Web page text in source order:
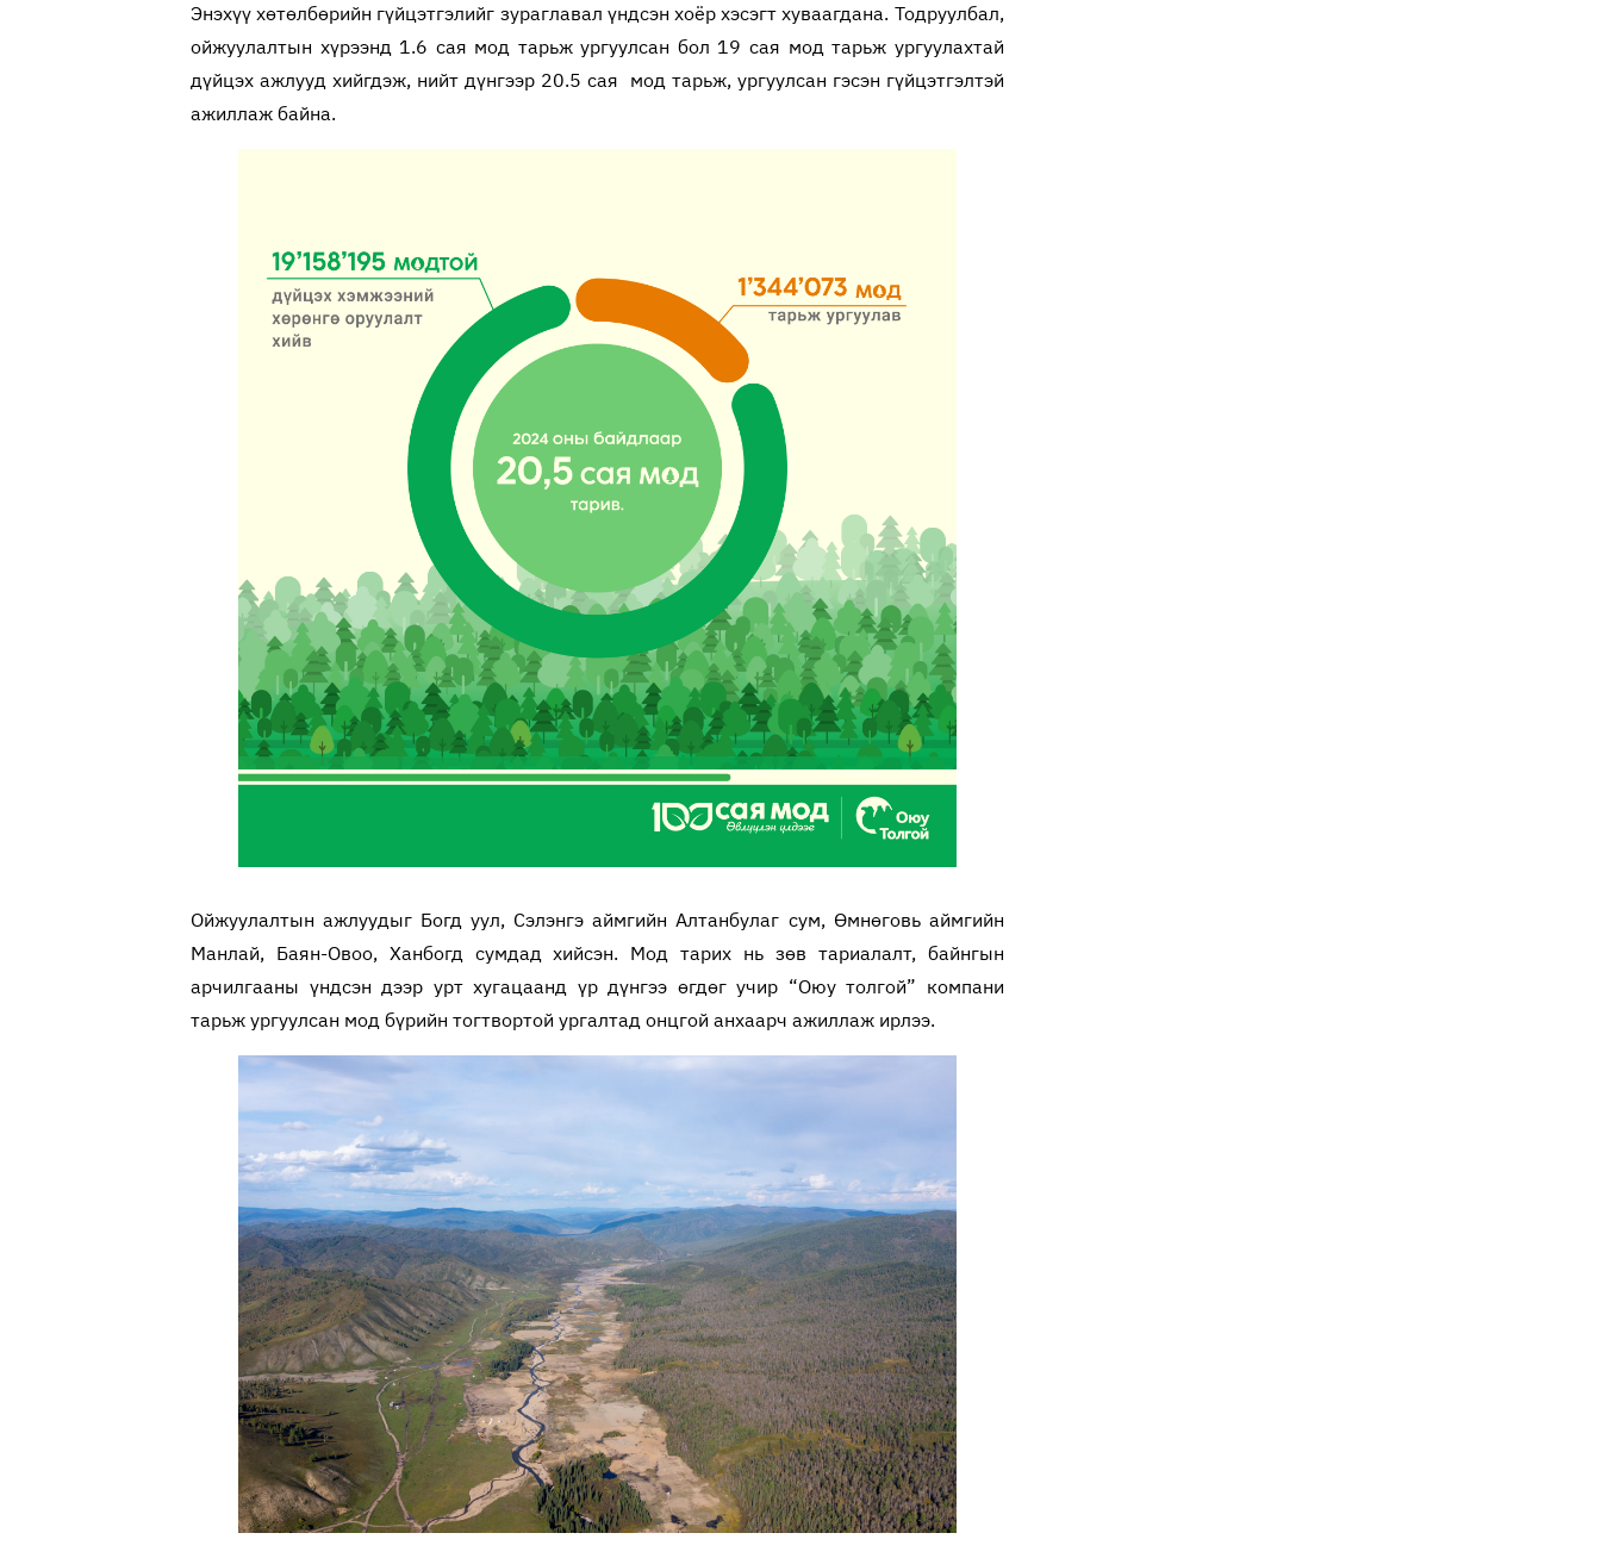
Энэхүү хөтөлбөрийн гүйцэтгэлийг зураглавал үндсэн хоёр хэсэгт хуваагдана. Тодруулбал,
ойжуулалтын хүрээнд 1.6 сая мод тарьж ургуулсан бол 19 сая мод тарьж ургуулахтай
дүйцэх ажлууд хийгдэж, нийт дүнгээр 20.5 сая мод тарьж, ургуулсан гэсэн гүйцэтгэлтэй
ажиллаж байна.
Ойжуулалтын ажлуудыг Богд уул, Сэлэнгэ аймгийн Алтанбулаг сум, Өмнөговь аймгийн
Манлай, Баян-Овоо, Ханбогд сумдад хийсэн. Мод тарих нь зөв тариалалт, байнгын
арчилгааны үндсэн дээр урт хугацаанд үр дүнгээ өгдөг учир “Оюу толгой” компани
тарьж ургуулсан мод бүрийн тогтвортой ургалтад онцгой анхаарч ажиллаж ирлээ.